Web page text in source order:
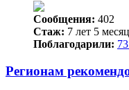
Сообщения: 402
Стаж: 7 лет 5
Поблагодарили:
Регионам